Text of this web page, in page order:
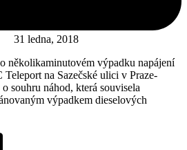
31 ledna, 2018
několikaminutovém výpadku napájení
na Sazečské ulici v Praze-
souhru náhod, která souvisela
výpadkem dieselových